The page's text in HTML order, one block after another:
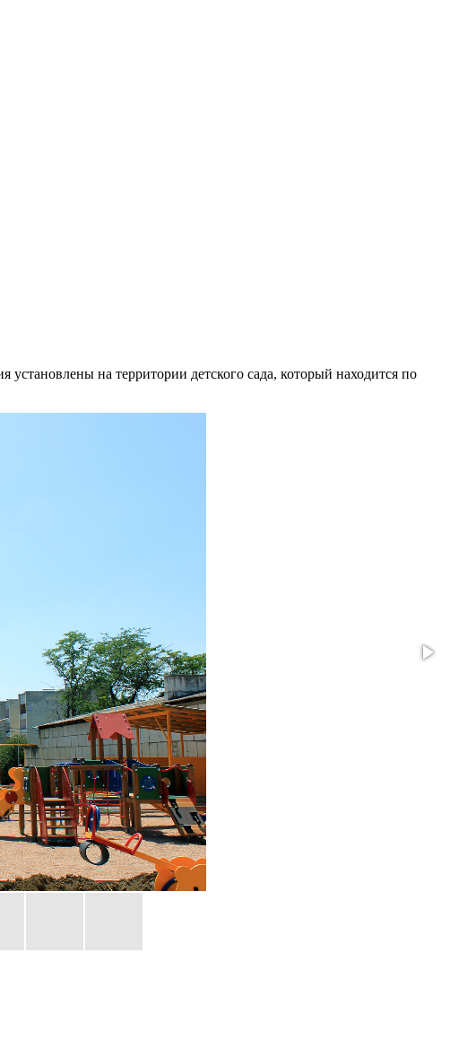
на территории детского сада, который находится по